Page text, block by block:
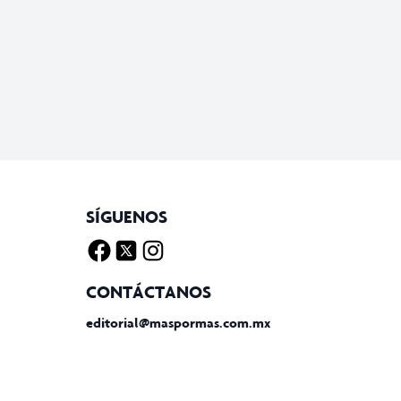
SÍGUENOS
CONTÁCTANOS
editorial@maspormas.com.mx